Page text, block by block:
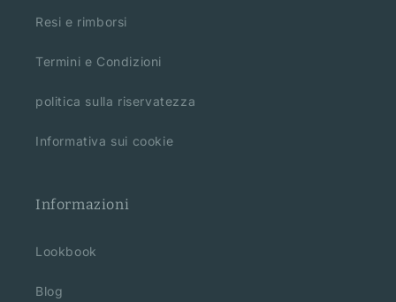
Resi e rimborsi
Termini e Condizioni
politica sulla riservatezza
Informativa sui cookie
Informazioni
Lookbook
Blog